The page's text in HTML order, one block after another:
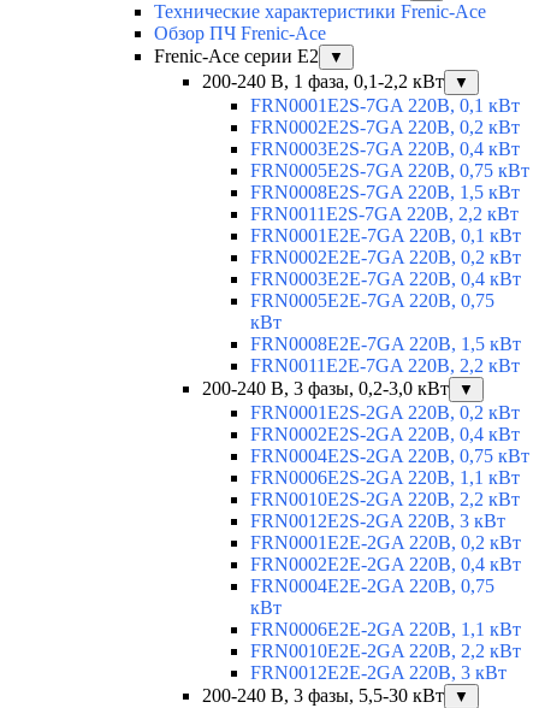
Технические характеристики Frenic-Ace
Обзор ПЧ Frenic-Ace
Frenic-Ace серии E2
▼
200-240 В, 1 фаза, 0,1-2,2 кВт ▼
FRN0001E2S-7GA 220В, 0,1 кВт
FRN0002E2S-7GA 220В, 0,2 кВт
FRN0003E2S-7GA 220В, 0,4 кВт
FRN0005E2S-7GA 220В, 0,75 кВт
FRN0008E2S-7GA 220В, 1,5 кВт
FRN0011E2S-7GA 220В, 2,2 кВт
FRN0001E2E-7GA 220В, 0,1 кВт
FRN0002E2E-7GA 220В, 0,2 кВт
FRN0003E2E-7GA 220В, 0,4 кВт
FRN0005E2E-7GA 220В, 0,75
кВт
FRN0008E2E-7GA 220В, 1,5 кВт
FRN0011E2E-7GA 220В, 2,2 кВт
200-240 В, 3 фазы, 0,2-3,0 кВт
▼
FRN0001E2S-2GA 220В, 0,2 кВт
FRN0002E2S-2GA 220В, 0,4 кВт
FRN0004E2S-2GA 220В, 0,75 кВт
FRN0006E2S-2GA 220В, 1,1 кВт
FRN0010E2S-2GA 220В, 2,2 кВт
FRN0012E2S-2GA 220В, 3 кВт
FRN0001E2E-2GA 220В, 0,2 кВт
FRN0002E2E-2GA 220В, 0,4 кВт
FRN0004E2E-2GA 220В, 0,75
кВт
FRN0006E2E-2GA 220В, 1,1 кВт
FRN0010E2E-2GA 220В, 2,2 кВт
FRN0012E2E-2GA 220В, 3 кВт
200-240 В, 3 фазы, 5,5-30 кВт
▼